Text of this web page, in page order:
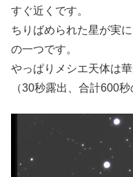
すぐ近くです。
ちりばめられた星が実
の一つです。
やっぱりメシエ天体は
（30秒露出、合計600